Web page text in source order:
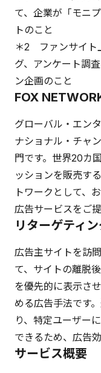
て、企業が「モニ
トのこと
＊2 ファンサイト
グ、アンケート調
ン企画のこと
FOX
グローバル・エン
ナショナル・チャ
門です。世界20カ
ッションを販売す
トワークとして、
広告サービスをご
リターゲティ
広告主サイトを訪
て、サイトの離脱
を優先的に表示さ
める広告手法です
り、特定ユーザー
できるため、広告
サービス概要